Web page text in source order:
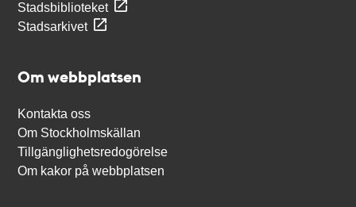
Stadsbiblioteket
Stadsarkivet
Om webbplatsen
Kontakta oss
Om Stockholmskällan
Tillgänglighetsredogörelse
Om kakor på webbplatsen